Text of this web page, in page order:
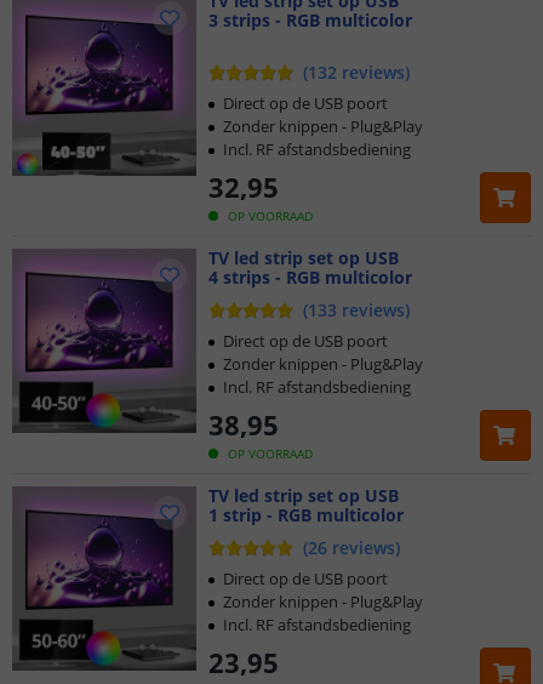
3 strips - RGB multicolor
(132 reviews)
OP VOORRAAD
32,95
Direct op de USB poort
Zonder knippen - Plug&Play
Incl. RF afstandsbediening
TV led strip set op USB
4 strips - RGB multicolor
(133 reviews)
OP VOORRAAD
38,95
Direct op de USB poort
Zonder knippen - Plug&Play
Incl. RF afstandsbediening
TV led strip set op USB
1 strip - RGB multicolor
(26 reviews)
23,95
Direct op de USB poort
Zonder knippen - Plug&Play
Incl. RF afstandsbediening